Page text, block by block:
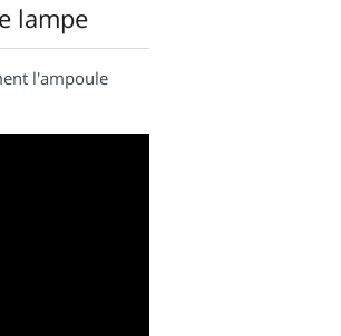
lampe
l'ampoule